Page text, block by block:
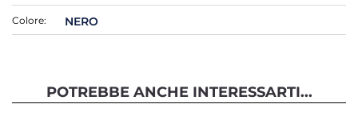
Colore: NERO
POTREBBE ANCHE INTERESSARTI...